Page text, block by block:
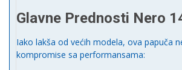
Glavne Prednosti Nero
Iako lakša od većih modela, ova papuča
kompromise sa performansama: